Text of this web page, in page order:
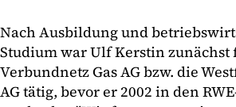
Nach Ausbildung und
Studium war Ulf Kerstin zunächst
Verbundnetz Gas AG bzw. die
AG tätig, bevor er 2002 in den